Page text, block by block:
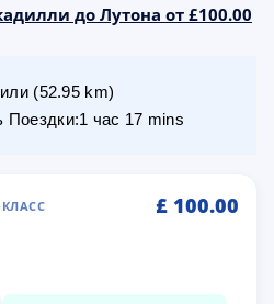
до Лутона от £100.00
(52.95 km)
Поездки:1 час 17 mins
£ 100.00